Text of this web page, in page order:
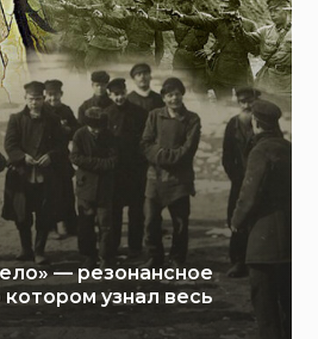
— резонансное
узнал весь